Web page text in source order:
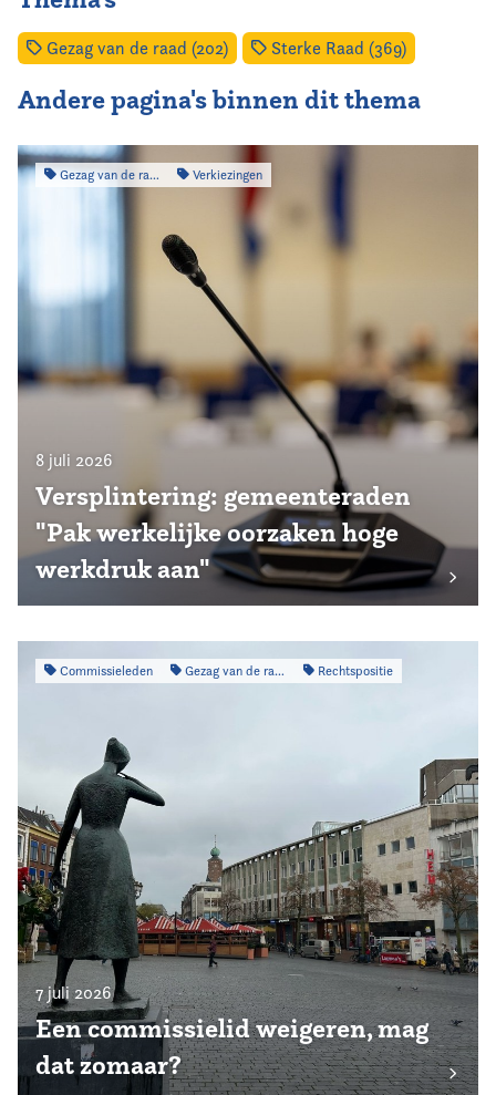
Gezag van de raad (202) Sterke Raad (369)
Andere pagina's binnen dit thema
Gezag van de raad Verkiezingen
8 juli 2026
Versplintering: gemeenteraden
"Pak werkelijke oorzaken hoge
werkdruk aan"
Commissieleden Gezag van de raad Rechtspositie
7 juli 2026
Een commissielid weigeren, mag
dat zomaar?